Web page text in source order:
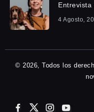
Entrevista
4 Agosto,
© 2026, Todos los